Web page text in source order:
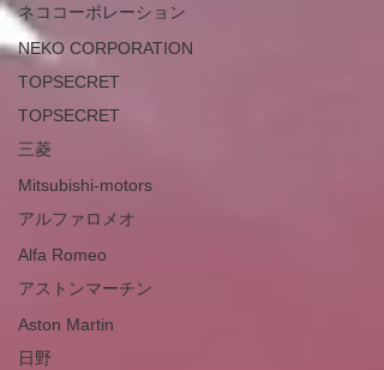
ネココーポレーション
NEKO CORPORATION
TOPSECRET
TOPSECRET
三菱
Mitsubishi-motors
アルファロメオ
Alfa Romeo
アストンマーチン
Aston Martin
日野